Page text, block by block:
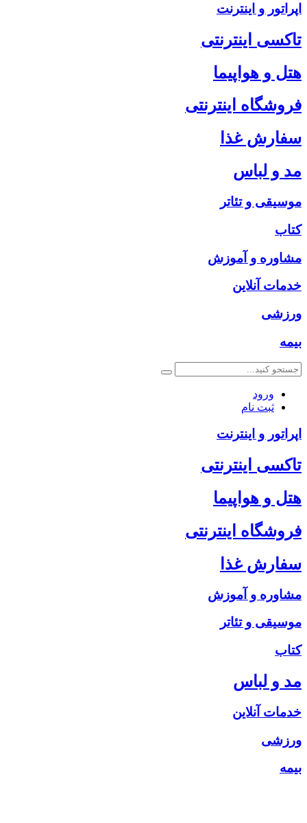
اپراتور و اینترنت
تاکسی اینترنتی
هتل و هواپیما
فروشگاه اینترنتی
سفارش غذا
مد و لباس
موسیقی و تئاتر
کتاب
مشاوره و آموزش
خدمات آنلاین
ورزشی
بیمه
ورود
ثبت نام
اپراتور و اینترنت
تاکسی اینترنتی
هتل و هواپیما
فروشگاه اینترنتی
سفارش غذا
مشاوره و آموزش
موسیقی و تئاتر
کتاب
مد و لباس
خدمات آنلاین
ورزشی
بیمه